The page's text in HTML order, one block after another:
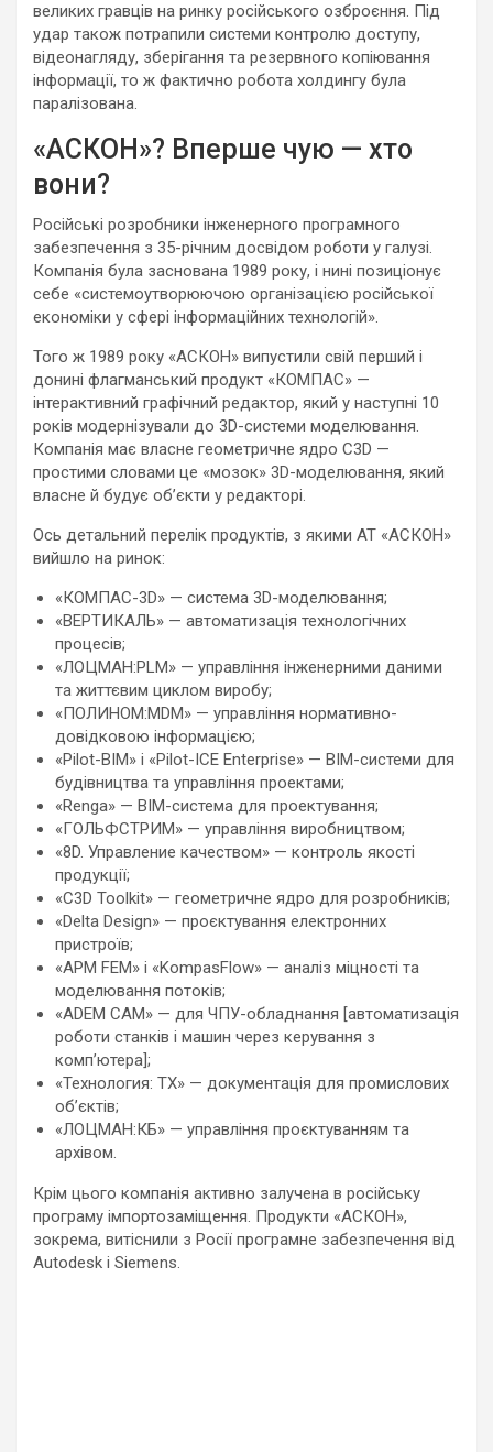
великих гравців на ринку російського озброєння. Під
удар також потрапили системи контролю доступу,
відеонагляду, зберігання та резервного копіювання
інформації, то ж фактично робота холдингу була
паралізована.
«АСКОН»? Вперше чую — хто
вони?
Російські розробники інженерного програмного
забезпечення з 35-річним досвідом роботи у галузі.
Компанія була заснована 1989 року, і нині позиціонує
себе «системоутворюючою організацією російської
економіки у сфері інформаційних технологій».
Того ж 1989 року «АСКОН» випустили свій перший і
донині флагманський продукт «КОМПАС» —
інтерактивний графічний редактор, який у наступні 10
років модернізували до 3D-системи моделювання.
Компанія має власне геометричне ядро C3D —
простими словами це «мозок» 3D-моделювання, який
власне й будує обʼєкти у редакторі.
Ось детальний перелік продуктів, з якими АТ «АСКОН»
вийшло на ринок:
«КОМПАС-3D» — система 3D-моделювання;
«ВЕРТИКАЛЬ» — автоматизація технологічних
процесів;
«ЛОЦМАН:PLM» — управління інженерними даними
та життєвим циклом виробу;
«ПОЛИНОМ:MDM» — управління нормативно-
довідковою інформацією;
«Pilot-BIM» і «Pilot-ICE Enterprise» — BIM-системи для
будівництва та управління проектами;
«Renga» — BIM-система для проектування;
«ГОЛЬФСТРИМ» — управління виробництвом;
«8D. Управление качеством» — контроль якості
продукції;
«C3D Toolkit» — геометричне ядро для розробників;
«Delta Design» — проєктування електронних
пристроїв;
«APM FEM» і «KompasFlow» — аналіз міцності та
моделювання потоків;
«ADEM CAM» — для ЧПУ-обладнання [автоматизація
роботи станків і машин через керування з
компʼютера];
«Технология: ТХ» — документація для промислових
об’єктів;
«ЛОЦМАН:КБ» — управління проєктуванням та
архівом.
Крім цього компанія активно залучена в російську
програму імпортозаміщення. Продукти «АСКОН»,
зокрема, витіснили з Росії програмне забезпечення від
Autodesk і Siemens.